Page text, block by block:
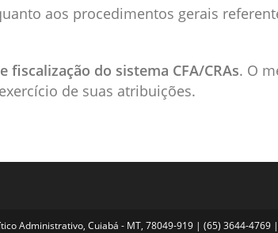
aos procedimentos gerais
fiscalização do sistema CFA/CRAs. O
de suas atribuições.
Administrativo, Cuiabá - MT, 78049-919 | (65) 3644-